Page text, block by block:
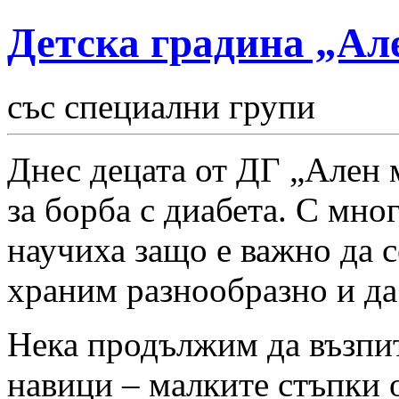
Детска градина
със специални групи
Днес децата от ДГ „Ален
за борба с диабета. С
научиха защо е важно да
храним разнообразно и
Нека продължим да
навици – малките стъпки